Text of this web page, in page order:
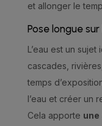
et allonger le
Pose longue sur
L’eau est un
cascades,
temps
l’eau et créer un
Cela apporte une